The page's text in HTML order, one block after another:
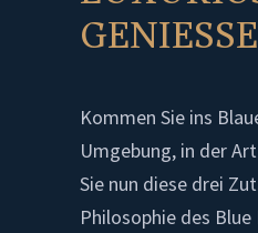
Kommen Sie ins
Umgebung, in der
Sie nun diese drei
Philosophie des